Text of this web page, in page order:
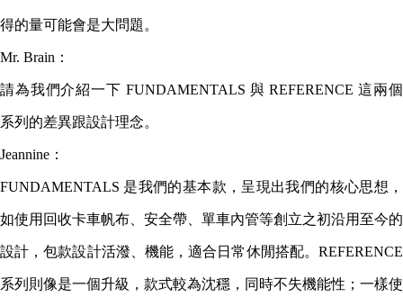
得的量可能會是大問題。
Mr. Brain：
請為我們介紹一下 FUNDAMENTALS 與 REFERENCE 這兩個
系列的差異跟設計理念。
Jeannine：
FUNDAMENTALS 是我們的基本款，呈現出我們的核心思想，
如使用回收卡車帆布、安全帶、單車內管等創立之初沿用至今的
設計，包款設計活潑、機能，適合日常休閒搭配。REFERENCE
系列則像是一個升級，款式較為沈穩，同時不失機能性；一樣使